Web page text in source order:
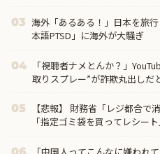
03 海外「あるある！」日本を旅
本語PTSD」に海外が大騒ぎ
04
「視聴者ナメとんか？」
取りスプレー”が詐欺丸出しだ
05
【悲報】 財務省「レジ都合
「指定ゴミ袋を買ってレシー
06